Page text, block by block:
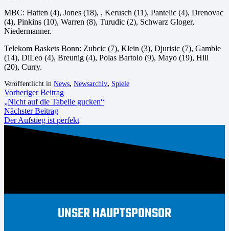
MBC: Hatten (4), Jones (18), , Kerusch (11), Pantelic (4), Drenovac
(4), Pinkins (10), Warren (8), Turudic (2), Schwarz Gloger,
Niedermanner.
Telekom Baskets Bonn: Zubcic (7), Klein (3), Djurisic (7), Gamble
(14), DiLeo (4), Breunig (4), Polas Bartolo (9), Mayo (19), Hill
(20), Curry.
Veröffentlicht in News, Newsarchiv, Spiele
Vorheriger Beitrag
„Nicht auf die Tabelle gucken“
Nächster Beitrag
Der Aufstieg ist perfekt
UNSER HAUPTSPONSOR